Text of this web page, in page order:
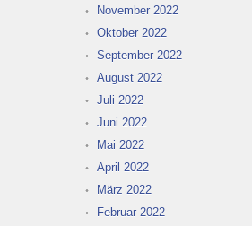
November 2022
Oktober 2022
September 2022
August 2022
Juli 2022
Juni 2022
Mai 2022
April 2022
März 2022
Februar 2022